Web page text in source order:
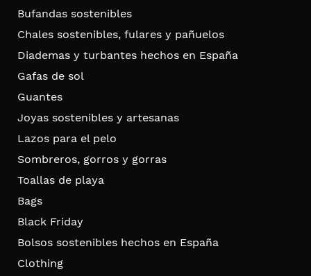
Bufandas sostenibles
Chales sostenibles, fulares y pañuelos
Diademas y turbantes hechos en España
Gafas de sol
Guantes
Joyas sostenibles y artesanas
Lazos para el pelo
Sombreros, gorros y gorras
Toallas de playa
Bags
Black Friday
Bolsos sostenibles hechos en España
Clothing